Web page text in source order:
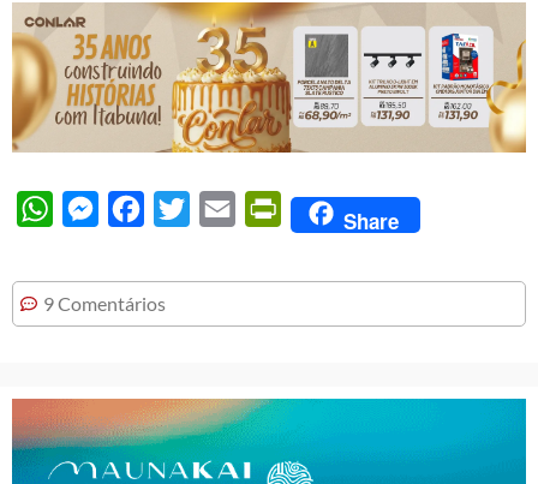
WhatsAppMessengerFacebook
Twitter Email PrintFriendly
Share
9 Comentários